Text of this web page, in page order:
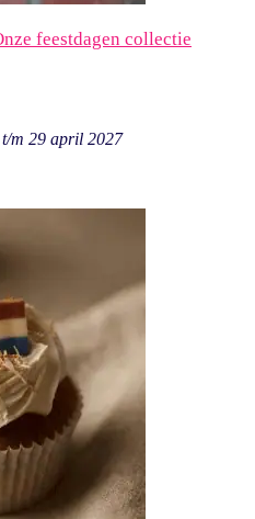
feestdagen collectie
m 29 april 2027